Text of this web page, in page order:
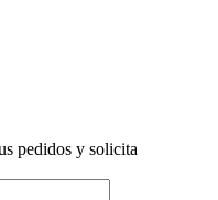
pedidos y solicita